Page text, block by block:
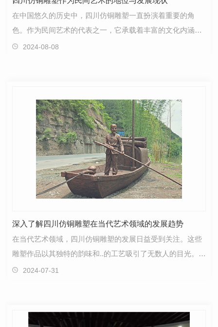
在中国悠久的历史中，四川仿铜雕塑一直扮演着重要的角
色。作为民间艺术的代表之一，它承载着丰富的文化内涵和
传统价值观念。通过对四川仿铜雕塑的探索与研究，我们…
2024-08-08
深入了解四川仿铜雕塑在当代艺术领域的发展趋势
在当代艺术领域，四川仿铜雕塑的发展日益受到关注。这些
雕塑作品以其独特的韵味和..的工艺吸引了无数人的目光。通
过深入了解四川仿铜雕塑在当代艺术领域的发展趋势…
2024-07-31